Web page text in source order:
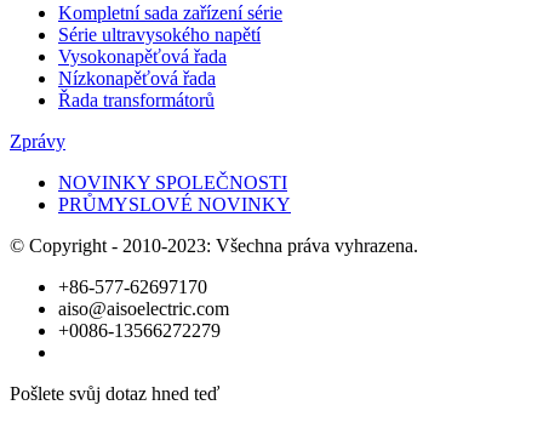
Kompletní sada zařízení série
Série ultravysokého napětí
Vysokonapěťová řada
Nízkonapěťová řada
Řada transformátorů
Zprávy
NOVINKY SPOLEČNOSTI
PRŮMYSLOVÉ NOVINKY
© Copyright - 2010-2023: Všechna práva vyhrazena.
+86-577-62697170
aiso@aisoelectric.com
+0086-13566272279
Pošlete svůj dotaz hned teď